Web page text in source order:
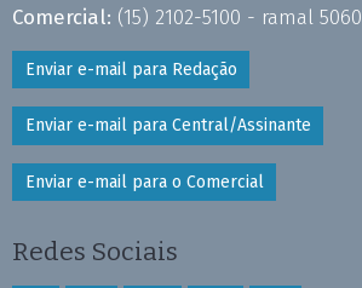
Comercial: (15) 2102-5100 - ramal 5060
Enviar e-mail para Redação
Enviar e-mail para Central/Assinante
Enviar e-mail para o Comercial
Redes Sociais